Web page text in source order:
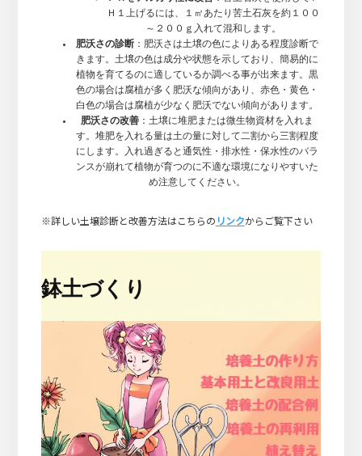
Ｈ１上げるには、１㎡あたり苦土石灰を約１００
～２００ｇ入れて混和します。
肥沃さの診断 ：肥沃さは土壌の色によりある程度診断で
きます。土壌の色は成分や状態を示しており、簡易的に
植物を育てるのに適しているか調べる事が出来ます。黒
色の場合は腐植が多く肥沃な傾向があり、赤色・黄色・
白色の場合は腐植が少なく肥沃でない傾向があります。
肥沃さの改善 ：土壌に堆肥または微生物資材を入れま
す。堆肥を入れる量は土の量に対して二割から三割程度
にします。入れ過ぎると通気性・排水性・保水性のバラ
ンスが崩れて植物が育つのに不適な環境になりやすいた
め注意してください。
※詳しい土壌診断と改善方法はこちらの リンクからご覧下さい
鉢土づくり